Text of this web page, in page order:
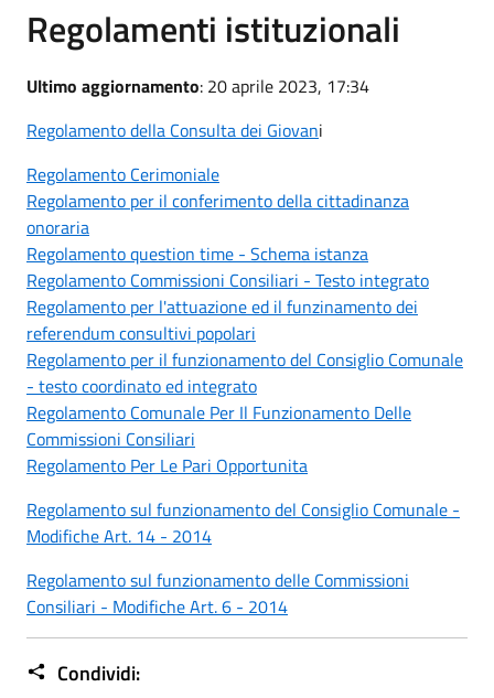
Regolamenti istituzionali
Ultimo aggiornamento: 20 aprile 2023, 17:34
Regolamento della Consulta dei Giovani
Regolamento Cerimoniale
Regolamento per il conferimento della cittadinanza
onoraria
Regolamento question time - Schema istanza
Regolamento Commissioni Consiliari - Testo integrato
Regolamento per l'attuazione ed il funzinamento dei
referendum consultivi popolari
Regolamento per il funzionamento del Consiglio Comunale
- testo coordinato ed integrato
Regolamento Comunale Per Il Funzionamento Delle
Commissioni Consiliari
Regolamento Per Le Pari Opportunita
Regolamento sul funzionamento del Consiglio Comunale -
Modifiche Art. 14 - 2014
Regolamento sul funzionamento delle Commissioni
Consiliari - Modifiche Art. 6 - 2014
Condividi: